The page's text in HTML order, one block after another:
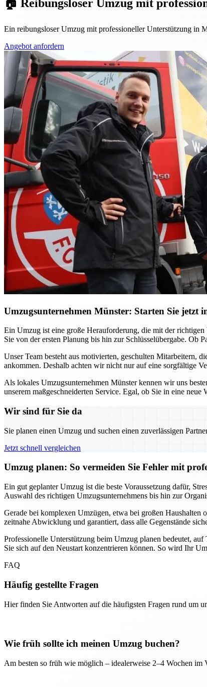
🏠 Reibungsloser Umzug mit
Ein reibungsloser Umzug mit professioneller Unterstützung in
Angebot anfordern
Umzugsunternehmen Münster: Starten Sie jetzt
Ein Umzug ist eine große Herauforderung, die mit der
Sie von der ersten Planung bis hin zur Schlüsselübergabe. Ob
Unser Team besteht aus motivierten, geschulten Mitarbeitern,
ankommen. Deshalb achten wir nicht nur auf eine sorgfältige
Als lokales Umzugsunternehmen Münster kennen wir uns
unserem maßgeschneiderten Service. Egal, ob Sie in eine
Wir sind für Sie da
Sie planen einen Umzug und suchen einen zuverlässigen
Jetzt schnell vergleichen
Umzug planen: So vermeiden Sie Fehler mit
Ein gut geplanter Umzug ist die beste Voraussetzung dafür,
Auswahl des richtigen Umzugsunternehmens bis hin zur
Gerade bei komplexen Umzügen, etwa bei großen Haushalten
zeitnahe Abwicklung und garantiert, dass alle Gegenstände
Professionelle Unterstützung beim Umzug planen bedeutet,
Sie sich auf den Neustart konzentrieren können. So wird Ihr
FAQ
Häufig gestellte Fragen
Hier finden Sie Antworten auf die häufigsten Fragen rund um
Wie früh sollte ich meinen Umzug buchen?
Am besten so früh wie möglich – idealerweise 2–4 Wochen